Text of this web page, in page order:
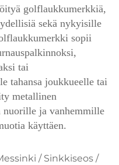
golflaukkumerkkiä,
sekä nykyisille
sopii
tai
tahansa joukkueelle tai
metallinen
ja vanhemmille
käyttäen.
/ Sinkkiseos /